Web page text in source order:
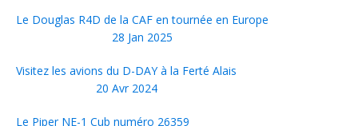
Le Douglas R4D de la CAF en tournée en Europe
28 Jan 2025
Visitez les avions du D-DAY à la Ferté Alais
20 Avr 2024
Le Piper NE-1 Cub numéro 26359